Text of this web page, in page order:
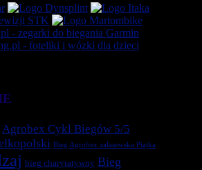
Agrobex Cykl Biegów 5/5
Bieg Agrobex zalasewska Piątka
bieg charytatywny Bieg